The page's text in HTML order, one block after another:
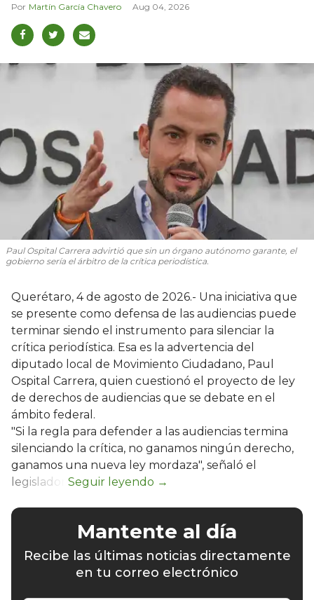
Martín García Chavero Aug 04, 2026
Paul Ospital Carrera advirtió que sin un órgano autónomo garante, el
gobierno sería el árbitro de la crítica periodística.
Querétaro, 4 de agosto de 2026.- Una iniciativa que
se presente como defensa de las audiencias puede
terminar siendo el instrumento para silenciar la
crítica periodística. Esa es la advertencia del
diputado local de Movimiento Ciudadano, Paul
Ospital Carrera, quien cuestionó el proyecto de ley
de derechos de audiencias que se debate en el
ámbito federal.
"Si la regla para defender a las audiencias termina
silenciando la crítica, no ganamos ningún derecho,
ganamos una nueva ley mordaza", señaló el
legislador.
Mantente al día
Recibe las últimas noticias directamente
en tu correo electrónico